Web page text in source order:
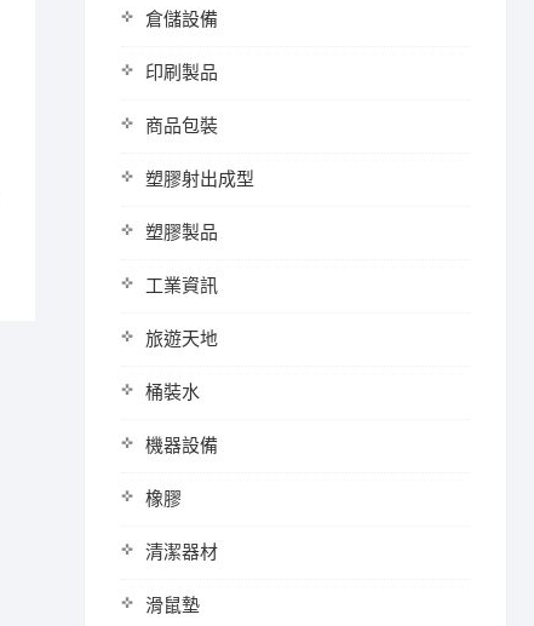
倉儲設備
印刷製品
商品包裝
塑膠射出成型
塑膠製品
工業資訊
旅遊天地
桶裝水
機器設備
橡膠
清潔器材
滑鼠墊